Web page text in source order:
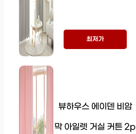
최저가
뷰하우스 에이덴 비암
막 아일렛 거실 커튼 2p